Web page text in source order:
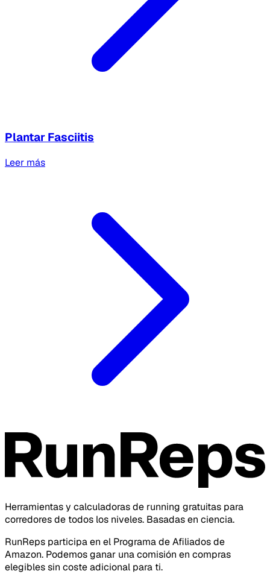
Plantar Fasciitis
Leer más
Herramientas y calculadoras de running gratuitas para
corredores de todos los niveles. Basadas en ciencia.
RunReps participa en el Programa de Afiliados de
Amazon. Podemos ganar una comisión en compras
elegibles sin coste adicional para ti.